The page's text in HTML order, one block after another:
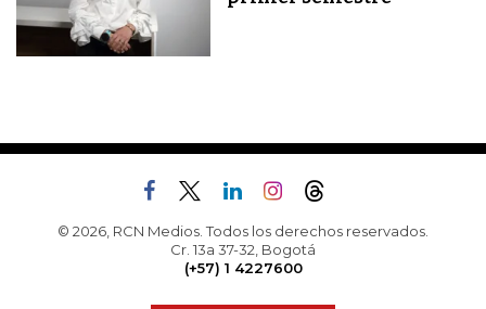
© 2026, RCN Medios. Todos los derechos reservados.
Cr. 13a 37-32, Bogotá
(+57) 1 4227600